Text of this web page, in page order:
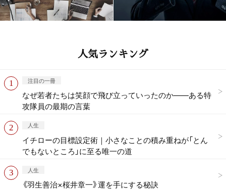
人気ランキング
注目の一冊
なぜ若者たちは笑顔で飛び立っていったのか——ある特
攻隊員の最期の言葉
人生
イチローの目標設定術｜小さなことの積み重ねが「とん
でもないところ」に至る唯一の道
人生
《羽生善治×桜井章一》運を手にする秘訣